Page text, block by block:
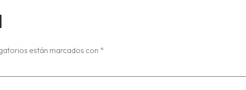
están marcados con *